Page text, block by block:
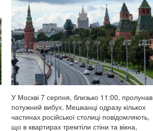
У Москві 7 серпня, близько 11:00, пролунав
потужний вибух. Мешканці одразу кількох
частинах російської столиці повідомляють,
що в квартирах тремтіли стіни та вікна,